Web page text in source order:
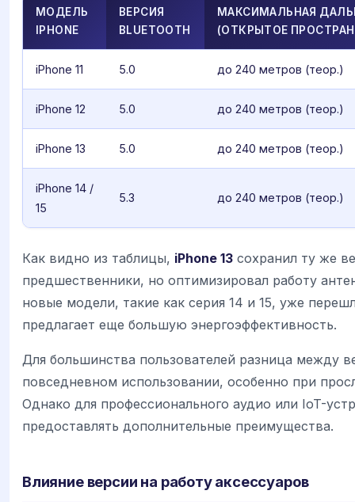
МОДЕЛЬ
IPHONE
ВЕРСИЯ
BLUETOOTH
МАКСИМАЛЬНАЯ
(ОТКРЫТОЕ
iPhone 11 5.0 до 240 метров (теор.)
iPhone 12 5.0 до 240 метров (теор.)
iPhone 13 5.0 до 240 метров (теор.)
iPhone 14 /
15
5.3 до 240 метров (теор.)
Как видно из таблицы, iPhone 13 сохранил ту же
предшественники, но оптимизировал работу
новые модели, такие как серия 14 и 15, уже
предлагает еще большую энергоэффективность.
Для большинства пользователей разница между
повседневном использовании, особенно при
Однако для профессионального аудио или IoT-
предоставлять дополнительные преимущества.
Влияние версии на работу аксессуаров